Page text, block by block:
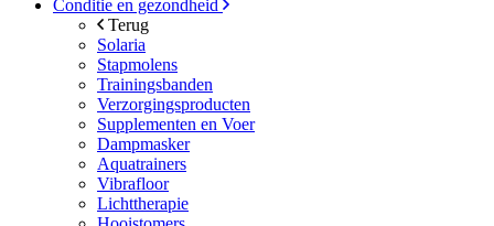
Conditie en gezondheid
Terug
Solaria
Stapmolens
Trainingsbanden
Verzorgingsproducten
Supplementen en Voer
Dampmasker
Aquatrainers
Vibrafloor
Lichttherapie